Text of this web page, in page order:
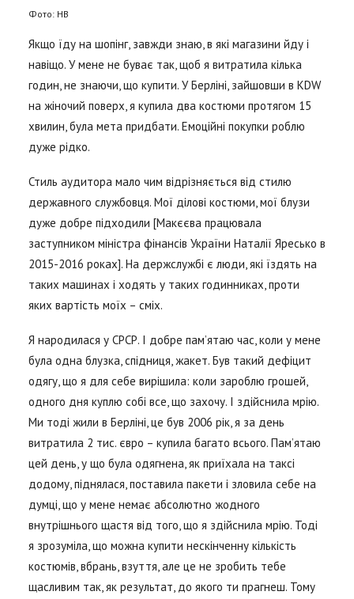
Фото: НВ
Якщо їду на шопінг, завжди знаю, в які магазини йду і
навіщо. У мене не буває так, щоб я витратила кілька
годин, не знаючи, що купити. У Берліні, зайшовши в KDW
на жіночий поверх, я купила два костюми протягом 15
хвилин, була мета придбати. Емоційні покупки роблю
дуже рідко.
Стиль аудитора мало чим відрізняється від стилю
державного службовця. Мої ділові костюми, мої блузи
дуже добре підходили [Макєєва працювала
заступником міністра фінансів України Наталії Яресько в
2015-2016 роках]. На держслужбі є люди, які їздять на
таких машинах і ходять у таких годинниках, проти
яких вартість моїх – сміх.
Я народилася у СРСР. І добре пам’ятаю час, коли у мене
була одна блузка, спідниця, жакет. Був такий дефіцит
одягу, що я для себе вирішила: коли зароблю грошей,
одного дня куплю собі все, що захочу. І здійснила мрію.
Ми тоді жили в Берліні, це був 2006 рік, я за день
витратила 2 тис. євро – купила багато всього. Пам’ятаю
цей день, у що була одягнена, як приїхала на таксі
додому, піднялася, поставила пакети і зловила себе на
думці, що у мене немає абсолютно жодного
внутрішнього щастя від того, що я здійснила мрію. Тоді
я зрозуміла, що можна купити нескінченну кількість
костюмів, вбрань, взуття, але це не зробить тебе
щасливим так, як результат, до якого ти прагнеш. Тому